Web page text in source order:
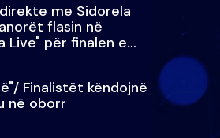
me Sidorela
flasin në
Live" për finalen e
Finalistët këndojnë
në oborr